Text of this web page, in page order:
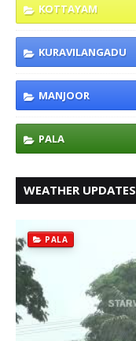
KOTTAYAM
KURAVILANGADU
MANJOOR
PALA
WEATHER UPDATES
PALA